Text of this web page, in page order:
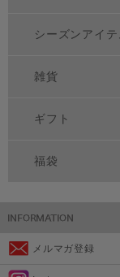
シーズンアイテ
雑貨
ギフト
福袋
メルマガ登録